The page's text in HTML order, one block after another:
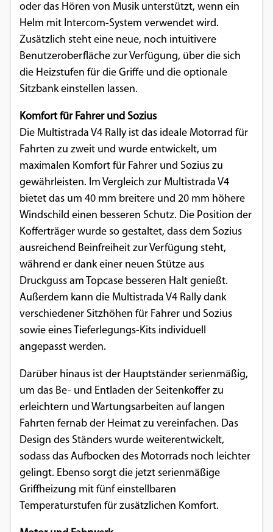
oder das Hören von Musik unterstützt, wenn ein
Helm mit Intercom-System verwendet wird.
Zusätzlich steht eine neue, noch intuitivere
Benutzeroberfläche zur Verfügung, über die sich
die Heizstufen für die Griffe und die optionale
Sitzbank einstellen lassen.
Komfort für Fahrer und Sozius
Die Multistrada V4 Rally ist das ideale Motorrad für
Fahrten zu zweit und wurde entwickelt, um
maximalen Komfort für Fahrer und Sozius zu
gewährleisten. Im Vergleich zur Multistrada V4
bietet das um 40 mm breitere und 20 mm höhere
Windschild einen besseren Schutz. Die Position der
Kofferträger wurde so gestaltet, dass dem Sozius
ausreichend Beinfreiheit zur Verfügung steht,
während er dank einer neuen Stütze aus
Druckguss am Topcase besseren Halt genießt.
Außerdem kann die Multistrada V4 Rally dank
verschiedener Sitzhöhen für Fahrer und Sozius
sowie eines Tieferlegungs-Kits individuell
angepasst werden.
Darüber hinaus ist der Hauptständer serienmäßig,
um das Be- und Entladen der Seitenkoffer zu
erleichtern und Wartungsarbeiten auf langen
Fahrten fernab der Heimat zu vereinfachen. Das
Design des Ständers wurde weiterentwickelt,
sodass das Aufbocken des Motorrads noch leichter
gelingt. Ebenso sorgt die jetzt serienmäßige
Griffheizung mit fünf einstellbaren
Temperaturstufen für zusätzlichen Komfort.